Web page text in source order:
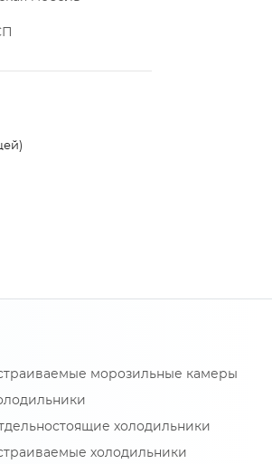
морозильные камеры
холодильники
холодильники